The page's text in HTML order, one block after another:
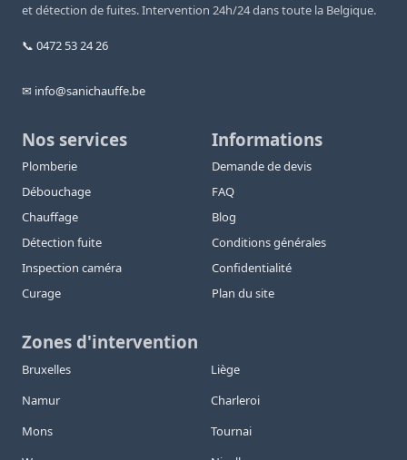
et détection de fuites. Intervention 24h/24 dans toute la Belgique.
📞 0472 53 24 26
✉ info@sanichauffe.be
Nos services
Plomberie
Débouchage
Chauffage
Détection fuite
Inspection caméra
Curage
Informations
Demande de devis
FAQ
Blog
Conditions générales
Confidentialité
Plan du site
Zones d'intervention
Bruxelles
Liège
Namur
Charleroi
Mons
Tournai